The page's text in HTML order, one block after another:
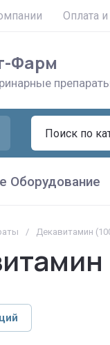
Оплата
Фарм
Оборудование
/ Декавитамин